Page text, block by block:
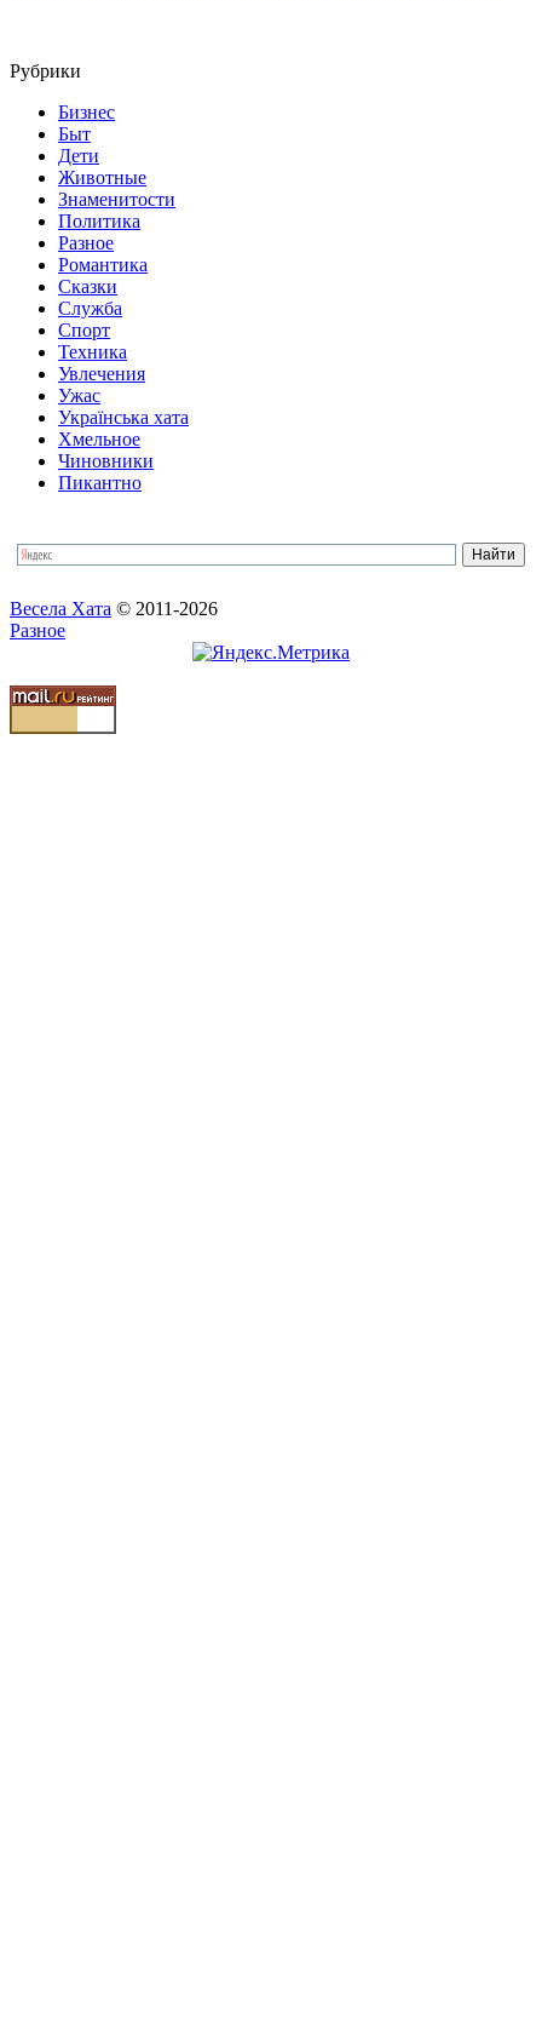
Рубрики
Бизнес
Быт
Дети
Животные
Знаменитости
Политика
Разное
Романтика
Сказки
Служба
Спорт
Техника
Увлечения
Ужас
Українська хата
Хмельное
Чиновники
Пикантно
Весела Хата © 2011-2026
Разное